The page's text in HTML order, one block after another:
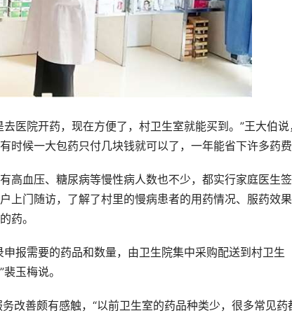
院开药，现在方便了，村卫生室就能买到。”王大伯说
候一大包药只付几块钱就可以了，一年能省下许多药费
血压、糖尿病等慢性病人数也不少，都实行家庭医生
门随访，了解了村里的慢病患者的用药情况、服药效果
药。
需要的药品和数量，由卫生院集中采购配送到村卫生
玉梅说。
善颇有感触，“以前卫生室的药品种类少，很多常见药